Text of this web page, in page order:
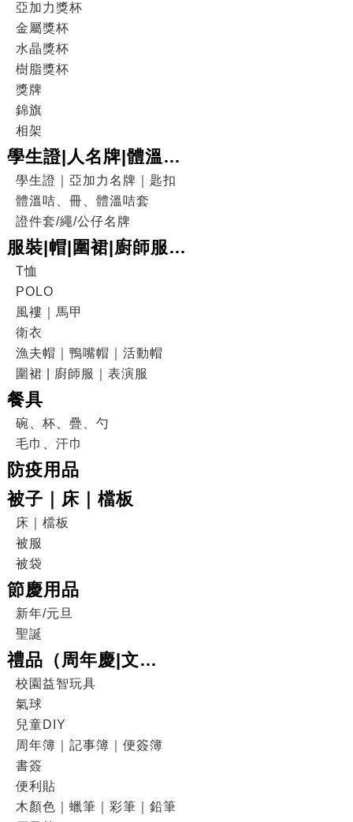
亞加力獎杯
金屬獎杯
水晶獎杯
樹脂獎杯
獎牌
錦旗
相架
學生證|人名牌|體溫咭|
證件套
學生證｜亞加力名牌｜匙扣
體溫咭、冊、體溫咭套
證件套/繩/公仔名牌
服裝|帽|圍裙|廚師服|
表演服
T恤
POLO
風褸｜馬甲
衛衣
漁夫帽｜鴨嘴帽｜活動帽
圍裙 | 廚師服｜表演服
餐具
碗、杯、疊、勺
毛巾、汗巾
防疫用品
被子｜床｜檔板
床｜檔板
被服
被袋
節慶用品
新年/元旦
聖誕
禮品（周年慶|文
具|DIY|電子產品|戶外
用品）
校園益智玩具
氣球
兒童DIY
周年簿｜記事簿｜便簽簿
書簽
便利貼
木顏色｜蠟筆｜彩筆｜鉛筆